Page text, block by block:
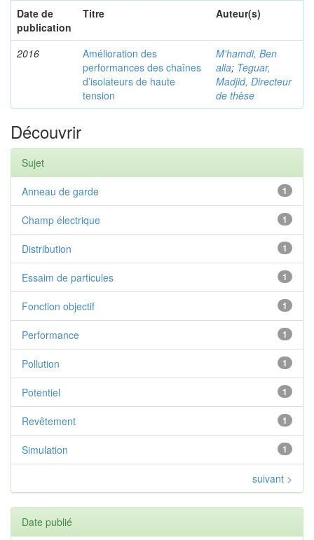
Date de
publication
Titre Auteur(s)
2016
Amélioration des
performances des chaînes
d’isolateurs de haute
tension
M'hamdi, Ben
alia; Teguar,
Madjid, Directeur
de thèse
Découvrir
Sujet
1
Anneau de garde
1
Champ électrique
1
Distribution
1
Essaim de particules
1
Fonction objectif
1
Performance
1
Pollution
1
Potentiel
1
Revêtement
1
Simulation
suivant >
Date publié